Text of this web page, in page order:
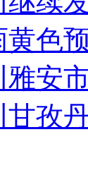
黄色
雅安
甘孜